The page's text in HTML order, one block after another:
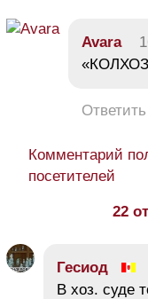
Avara
Ответить
Комментарий
посетителей
22
Гесиод
В хоз. суде